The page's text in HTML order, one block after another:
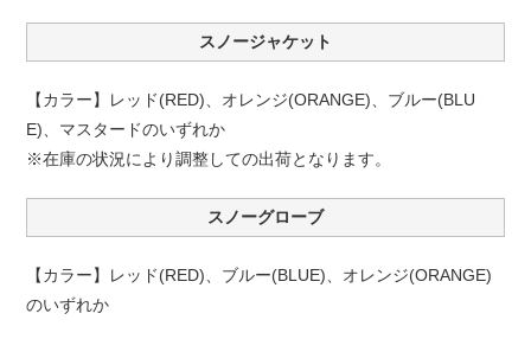
スノージャケット
【カラー】レッド(RED)、オレンジ(ORANGE)、ブルー(BLU
E)、マスタードのいずれか
※在庫の状況により調整しての出荷となります。
スノーグローブ
【カラー】レッド(RED)、ブルー(BLUE)、オレンジ(ORANGE)
のいずれか